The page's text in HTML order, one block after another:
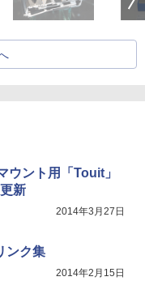
ウント用「Touit」
新
2014年3月27日
ンク集
2014年2月15日